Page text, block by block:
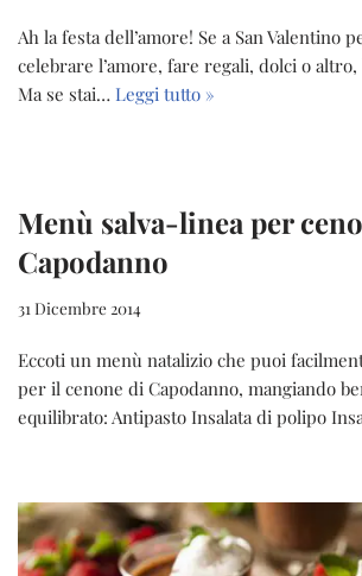
Ah la festa dell’amore! Se a San Valentino
celebrare l’amore, fare regali, dolci o
Ma se stai… Leggi tutto »
Menù salva-linea per
Capodanno
31 Dicembre 2014
Eccoti un menù natalizio che puoi
per il cenone di Capodanno, mangiando
equilibrato: Antipasto Insalata di polipo